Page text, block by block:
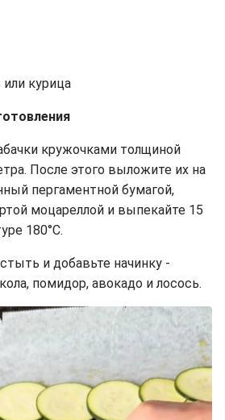
курица
кружочками толщиной
После этого выложите их на
пергаментной бумагой,
моцареллой и выпекайте 15
180°C.
и добавьте начинку -
помидор, авокадо и лосось.